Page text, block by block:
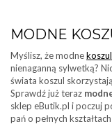
MODNE
Myślisz, że modne
nienaganną sylwetką?
świata koszul
Sprawdź już teraz
sklep eButik.pl i poczuj
pań o pełnych